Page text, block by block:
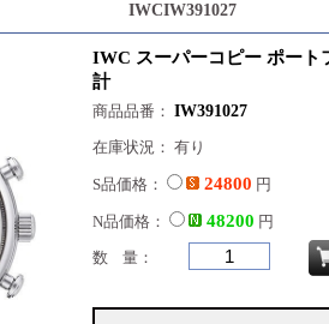
IWCIW391027
IWC スーパーコピー ポート
計
商品品番： IW391027
在庫状況： 有り
S品価格： 24800 円
N品価格： 48200 円
数 量：